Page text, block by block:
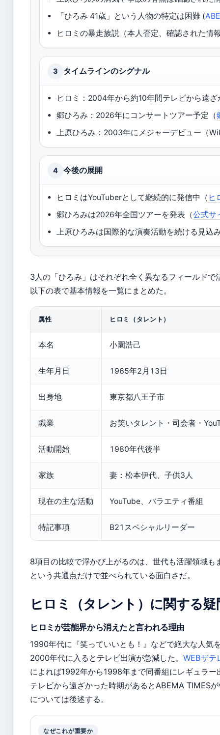
「ひろみ 41歳」という人物の特定は困難 (
ヒロミの暴走族説（本人否定、確認された情
3 タイムラインのシグナル
ヒロミ：2004年から約10年間テレビから遠
郷ひろみ：2026年にコンサートツアー予定（
上原ひろみ：2003年にメジャーデビュー（
4 今後の展開
ヒロミはYouTuberとして継続的に発信中（ ヒ
郷ひろみは2026年全国ツアーを発表（公式サ
上原ひろみは国際的な演奏活動を続ける見込
3人の「ひろみ」はそれぞれ全く異なるフィールドで
以下の表で基本情報を一覧にまとめた。
属性 ヒロミ（タレント）
本名 小園浩己
生年月日 1965年2月13日
出身地 東京都八王子市
職業 お笑いタレント・司会者・
活動開始 1980年代後半
家族 妻：松本伊代、子供3人
現在の主な活動 YouTube、バラエティ番組
特記事項 B21スペシャルリーダー
8項目の比較で浮かび上がるのは、世代も活躍領域
という共通点だけで並べられている面白さだ。
ヒロミ（タレント）に関する
ヒロミが芸能界から消えたと言われる理由
1990年代に『笑っていいとも！』などで絶大な人気
2000年代に入るとテレビ出演が急減した。 WEBザテ
によれば1992年から1998年まで同番組にレギュラ
テレビから遠ざかった時期があるとABEMA TIMES
については後述する。
なぜこれが重要か